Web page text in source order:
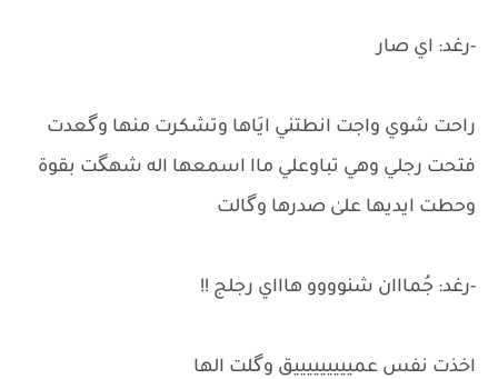
-رغد: اي صار
راحت شوي واجت انطتني ايَاها وتشكرت منها وگعدت
فتحت رجلي وهي تباوعلي ماا اسمعها اله شهگت بقوة
وحطت ايديها علىٰ صدرها وگالت
-رغد: جُمااان شنوووو هاااي رجلج !!
اخذت نفس عميييييييييق وگلت الها